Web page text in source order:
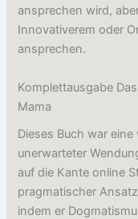
ansprechen wird,
Innovativerem oder
ansprechen.
Komplettausgabe
Mama
Dieses Buch war
unerwarteter
auf die Kante online
pragmatischer
indem er